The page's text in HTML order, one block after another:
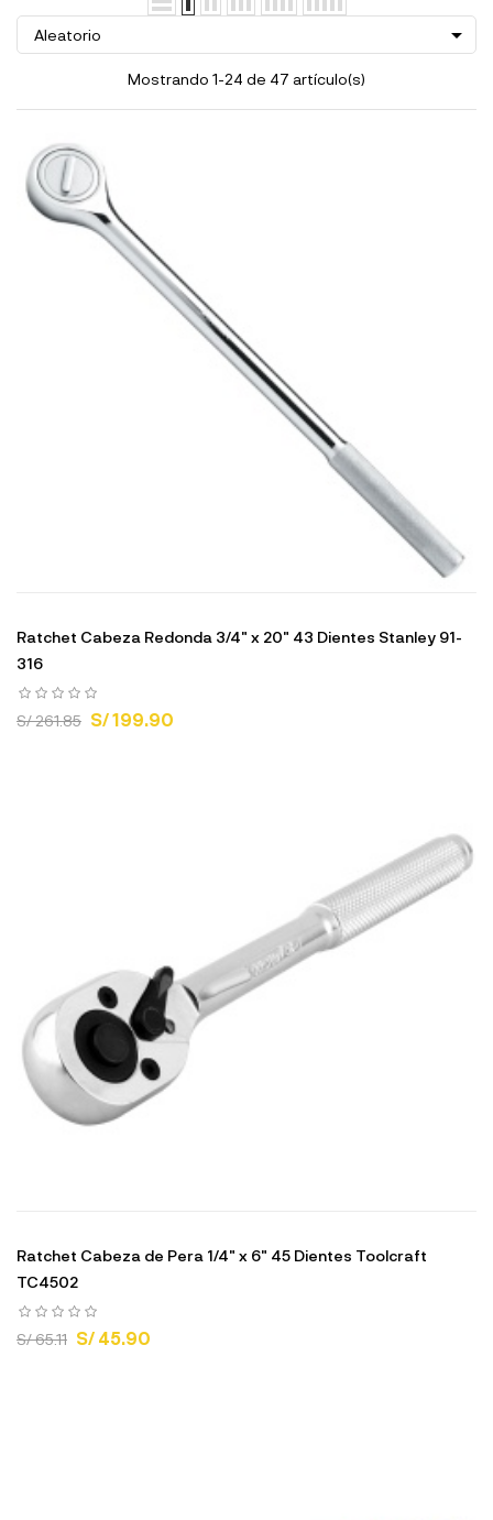
Aleatorio 
Mostrando 1-24 de 47 artículo(s)
Ratchet Cabeza Redonda 3/4" x 20" 43 Dientes Stanley 91-
316
S/ 261.85 S/ 199.90
Ratchet Cabeza de Pera 1/4" x 6" 45 Dientes Toolcraft
TC4502
S/ 65.11 S/ 45.90